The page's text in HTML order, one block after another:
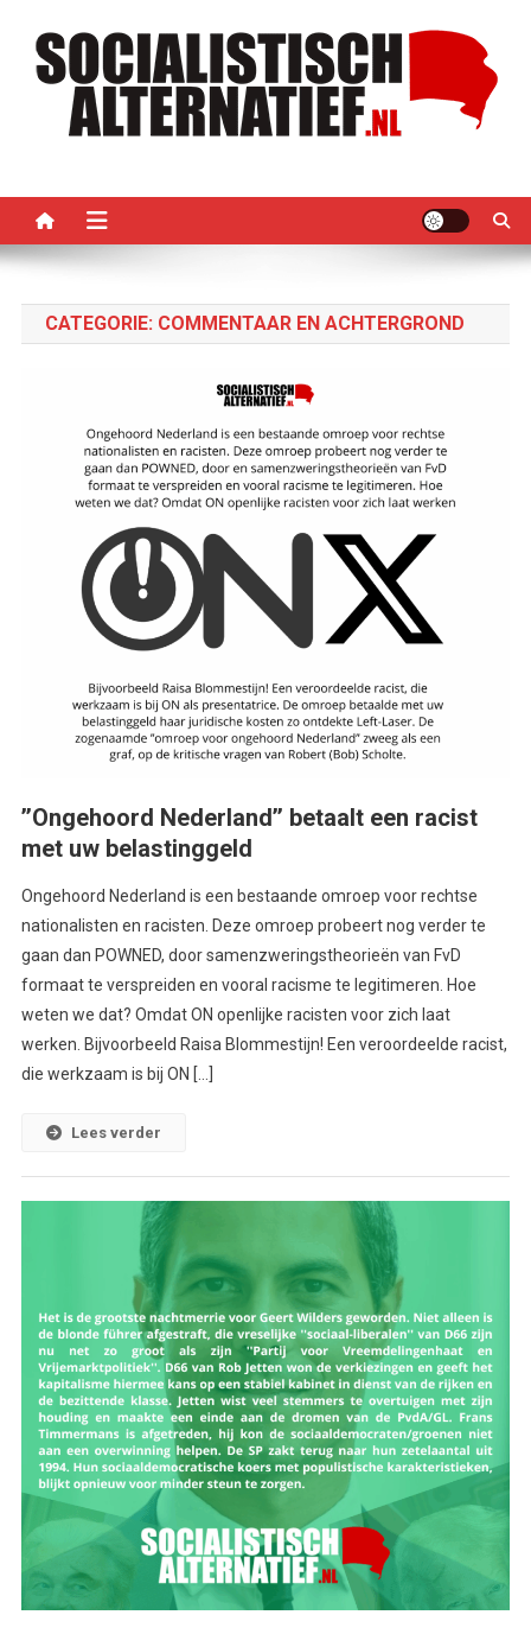
CATEGORIE: COMMENTAAR EN ACHTERGROND
’’Ongehoord Nederland’’ betaalt een racist
met uw belastinggeld
Ongehoord Nederland is een bestaande omroep voor rechtse
nationalisten en racisten. Deze omroep probeert nog verder te
gaan dan POWNED, door samenzweringstheorieën van FvD
formaat te verspreiden en vooral racisme te legitimeren. Hoe
weten we dat? Omdat ON openlijke racisten voor zich laat
werken. Bijvoorbeeld Raisa Blommestijn! Een veroordeelde racist,
die werkzaam is bij ON […]
Lees verder